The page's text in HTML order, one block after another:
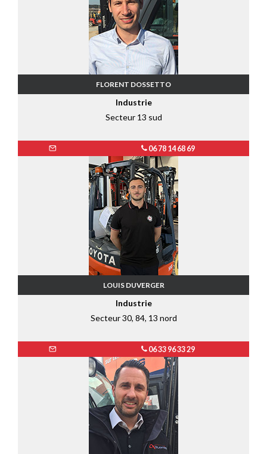
FLORENT DOSSETTO
Industrie
Secteur 13 sud
06 78 14 68 69
LOUIS DUVERGER
Industrie
Secteur 30, 84, 13 nord
06 33 96 33 29